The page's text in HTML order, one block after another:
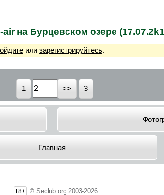
на Бурцевском озере
или зарегистрируйтесь.
1 3
Главная
18+ © Seclub.org 2003-2026